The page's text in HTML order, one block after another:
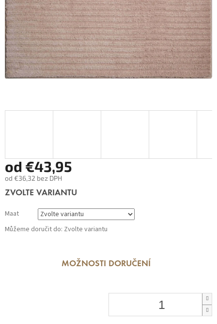
od €43,95
od €36,32 bez DPH
Měrná
ZVOLTE VARIANTU
Maat
Můžeme doručit do: Zvolte variantu
MOŽNOSTI DORUČENÍ